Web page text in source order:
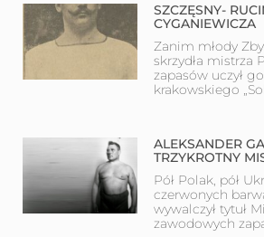
SZCZĘSNY-
CYGANIEWICZA
Zanim młody
skrzydła mistrza
zapasów uczył
krakowskiego
ALEKSANDER
TRZYKROTNY
Pół Polak, pół
czerwonych
wywalczył tytuł
zawodowych